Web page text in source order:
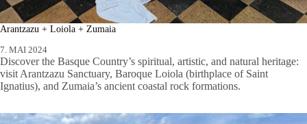
Arantzazu + Loiola + Zumaia
7. MAI 2024
Discover the Basque Country’s spiritual, artistic, and natural heritage:
visit Arantzazu Sanctuary, Baroque Loiola (birthplace of Saint
Ignatius), and Zumaia’s ancient coastal rock formations.